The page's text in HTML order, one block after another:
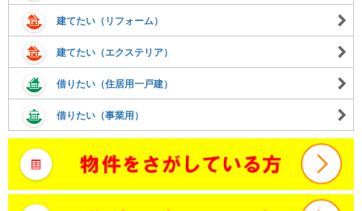
建てたい（リフォーム）
建てたい（エクステリア）
借りたい（住居用一戸建）
借りたい（事業用）